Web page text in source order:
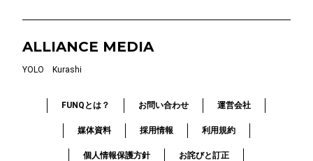
ALLIANCE MEDIA
YOLO Kurashi
FUNQとは？ お問い合わせ 運営会社
媒体資料 採用情報 利用規約
個人情報保護方針 お詫びと訂正